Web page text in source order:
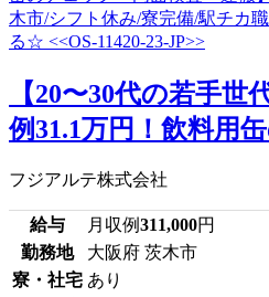
【20〜30代の若手世
例31.1万円！飲料用
フジアルテ株式会社
給与 月収例311,000円
勤務地
大阪府 茨木市
寮・社宅 あり